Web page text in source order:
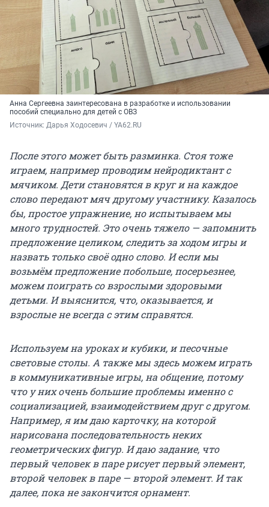
Анна Сергеевна заинтересована в разработке и использовании
пособий специально для детей с ОВЗ
Источник: Дарья Ходосевич / YA62.RU
После этого может быть разминка. Стоя тоже
играем, например проводим нейродиктант с
мячиком. Дети становятся в круг и на каждое
слово передают мяч другому участнику. Казалось
бы, простое упражнение, но испытываем мы
много трудностей. Это очень тяжело — запомнить
предложение целиком, следить за ходом игры и
назвать только своё одно слово. И если мы
возьмём предложение побольше, посерьезнее,
можем поиграть со взрослыми здоровыми
детьми. И выяснится, что, оказывается, и
взрослые не всегда с этим справятся.
Используем на уроках и кубики, и песочные
световые столы. А также мы здесь можем играть
в коммуникативные игры, на общение, потому
что у них очень большие проблемы именно с
социализацией, взаимодействием друг с другом.
Например, я им даю карточку, на которой
нарисована последовательность неких
геометрических фигур. И даю задание, что
первый человек в паре рисует первый элемент,
второй человек в паре — второй элемент. И так
далее, пока не закончится орнамент.